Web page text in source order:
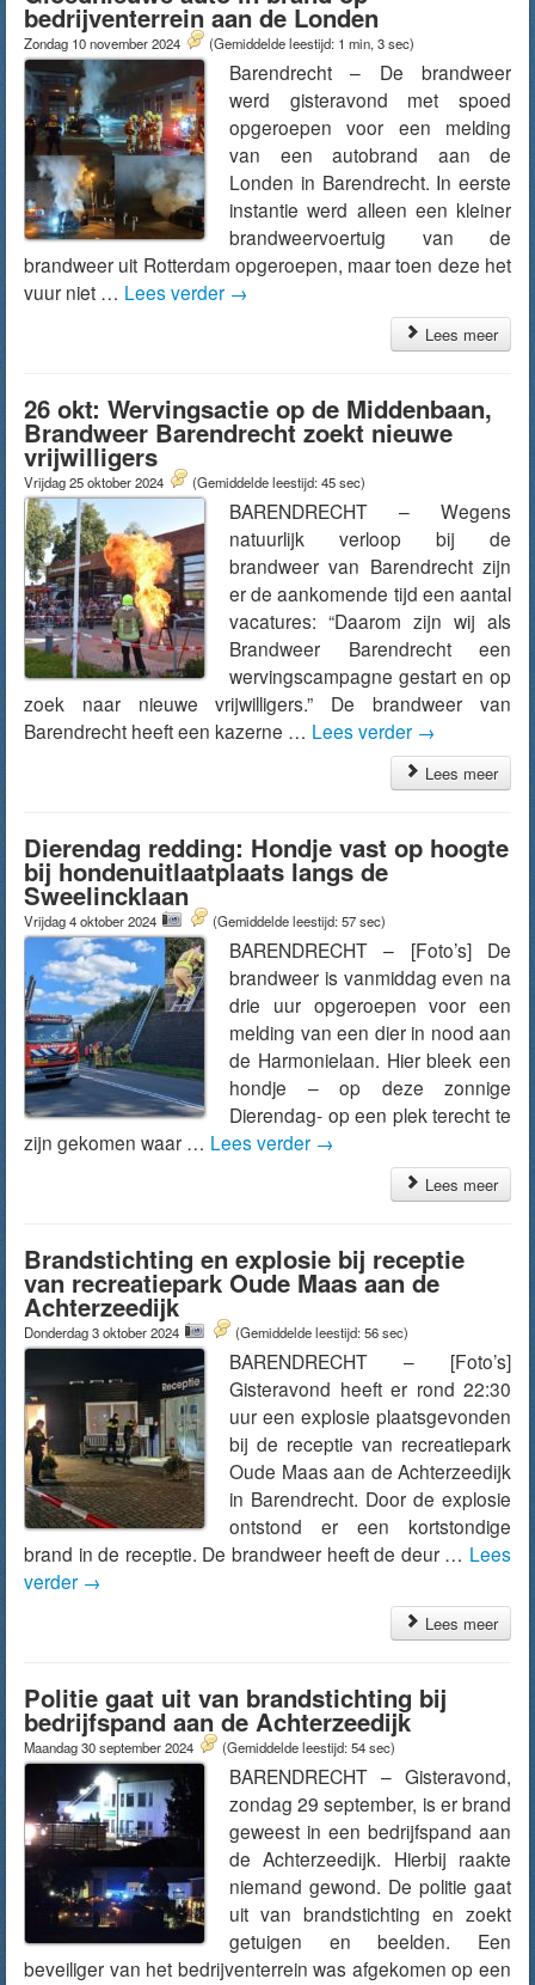
bedrijventerrein aan de Londen
Zondag 10 november 2024 (Gemiddelde leestijd: 1 min, 3 sec)
Barendrecht – De brandweer
werd gisteravond met spoed
opgeroepen voor een melding
van een autobrand aan de
Londen in Barendrecht. In eerste
instantie werd alleen een kleiner
brandweervoertuig van de
brandweer uit Rotterdam opgeroepen, maar toen deze het
vuur niet … Lees verder →
Lees meer
26 okt: Wervingsactie op de Middenbaan,
Brandweer Barendrecht zoekt nieuwe
vrijwilligers
Vrijdag 25 oktober 2024 (Gemiddelde leestijd: 45 sec)
BARENDRECHT – Wegens
natuurlijk verloop bij de
brandweer van Barendrecht zijn
er de aankomende tijd een aantal
vacatures: “Daarom zijn wij als
Brandweer Barendrecht een
wervingscampagne gestart en op
zoek naar nieuwe vrijwilligers.” De brandweer van
Barendrecht heeft een kazerne … Lees verder →
Lees meer
Dierendag redding: Hondje vast op hoogte
bij hondenuitlaatplaats langs de
Sweelincklaan
Vrijdag 4 oktober 2024 (Gemiddelde leestijd: 57 sec)
BARENDRECHT – [Foto’s] De
brandweer is vanmiddag even na
drie uur opgeroepen voor een
melding van een dier in nood aan
de Harmonielaan. Hier bleek een
hondje – op deze zonnige
Dierendag- op een plek terecht te
zijn gekomen waar … Lees verder →
Lees meer
Brandstichting en explosie bij receptie
van recreatiepark Oude Maas aan de
Achterzeedijk
Donderdag 3 oktober 2024 (Gemiddelde leestijd: 56 sec)
BARENDRECHT – [Foto’s]
Gisteravond heeft er rond 22:30
uur een explosie plaatsgevonden
bij de receptie van recreatiepark
Oude Maas aan de Achterzeedijk
in Barendrecht. Door de explosie
ontstond er een kortstondige
brand in de receptie. De brandweer heeft de deur … Lees
verder →
Lees meer
Politie gaat uit van brandstichting bij
bedrijfspand aan de Achterzeedijk
Maandag 30 september 2024 (Gemiddelde leestijd: 54 sec)
BARENDRECHT – Gisteravond,
zondag 29 september, is er brand
geweest in een bedrijfspand aan
de Achterzeedijk. Hierbij raakte
niemand gewond. De politie gaat
uit van brandstichting en zoekt
getuigen en beelden. Een
beveiliger van het bedrijventerrein was afgekomen op een